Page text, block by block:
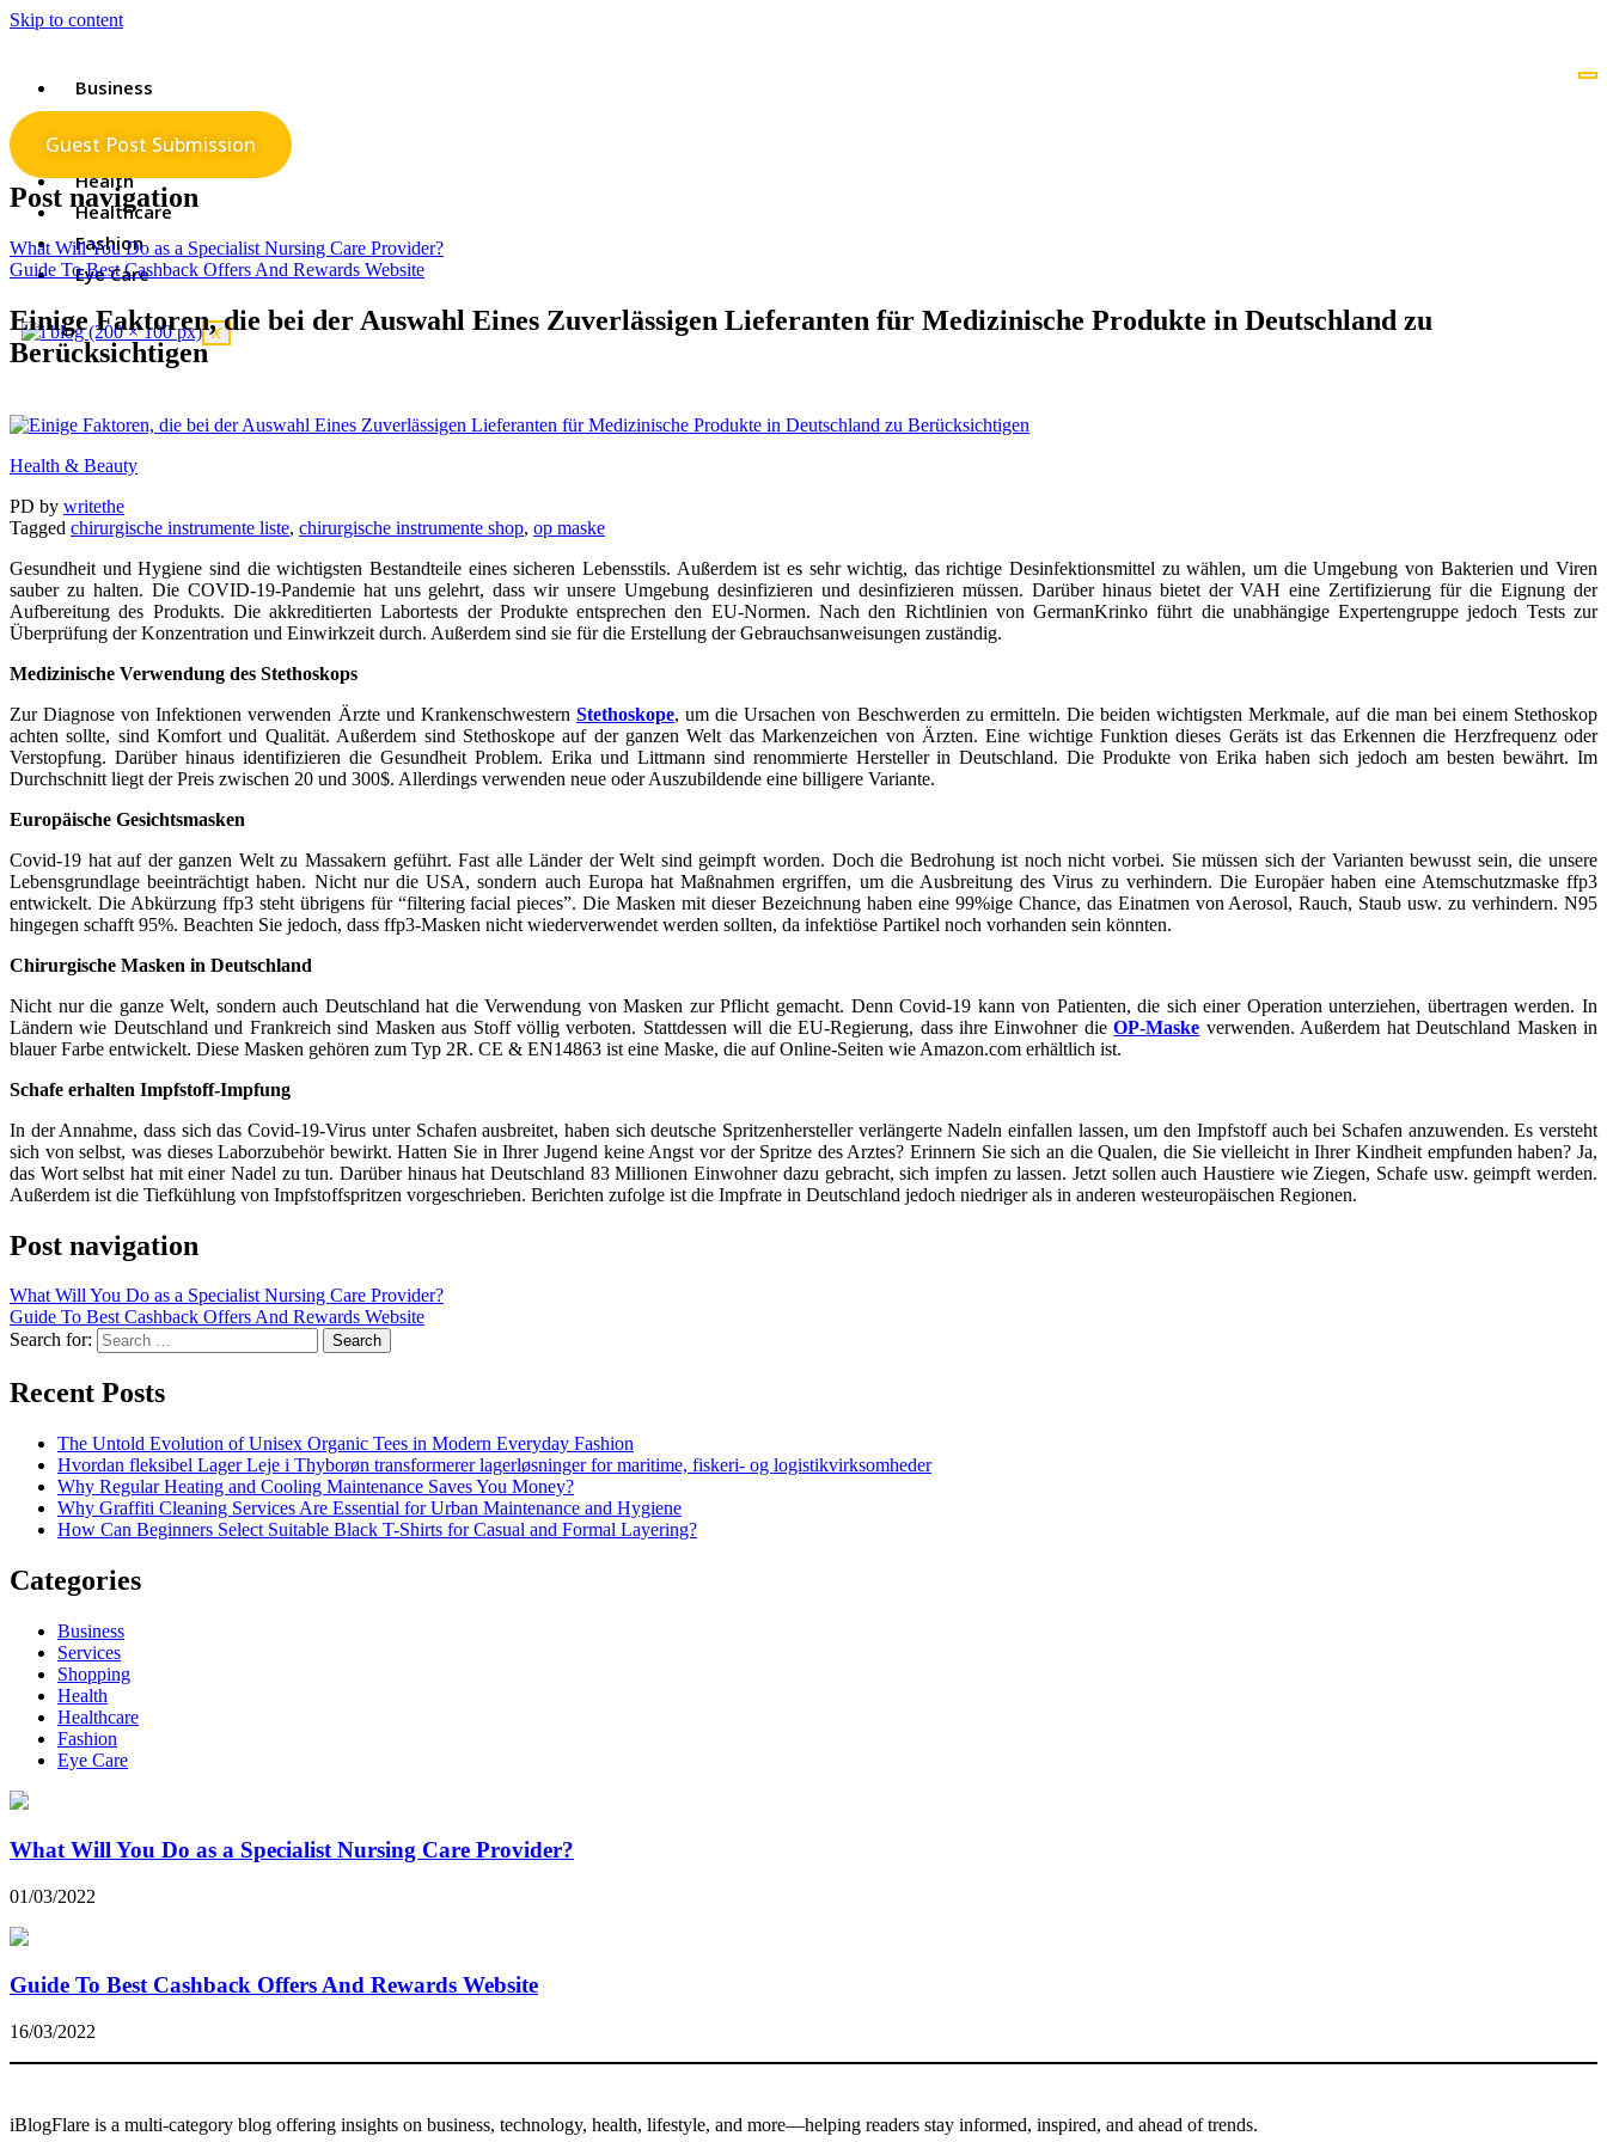
Skip to content
Business
Services
Shopping
Health
Healthcare
Fashion
Eye Care
X
Guest Post Submission
Post navigation
What Will You Do as a Specialist Nursing Care Provider?
Guide To Best Cashback Offers And Rewards Website
Einige Faktoren, die bei der Auswahl Eines Zuverlässigen Lieferanten für Medizinische Produkte in Deutschland zu
Berücksichtigen
Health & Beauty
PD by writethe
Tagged chirurgische instrumente liste, chirurgische instrumente shop, op maske
Gesundheit und Hygiene sind die wichtigsten Bestandteile eines sicheren Lebensstils. Außerdem ist es sehr wichtig, das richtige Desinfektionsmittel zu wählen, um die Umgebung von Bakterien und Viren
sauber zu halten. Die COVID-19-Pandemie hat uns gelehrt, dass wir unsere Umgebung desinfizieren und desinfizieren müssen. Darüber hinaus bietet der VAH eine Zertifizierung für die Eignung der
Aufbereitung des Produkts. Die akkreditierten Labortests der Produkte entsprechen den EU-Normen. Nach den Richtlinien von GermanKrinko führt die unabhängige Expertengruppe jedoch Tests zur
Überprüfung der Konzentration und Einwirkzeit durch. Außerdem sind sie für die Erstellung der Gebrauchsanweisungen zuständig.
Medizinische Verwendung des Stethoskops
Zur Diagnose von Infektionen verwenden Ärzte und Krankenschwestern Stethoskope, um die Ursachen von Beschwerden zu ermitteln. Die beiden wichtigsten Merkmale, auf die man bei einem Stethoskop
achten sollte, sind Komfort und Qualität. Außerdem sind Stethoskope auf der ganzen Welt das Markenzeichen von Ärzten. Eine wichtige Funktion dieses Geräts ist das Erkennen die Herzfrequenz oder
Verstopfung. Darüber hinaus identifizieren die Gesundheit Problem. Erika und Littmann sind renommierte Hersteller in Deutschland. Die Produkte von Erika haben sich jedoch am besten bewährt. Im
Durchschnitt liegt der Preis zwischen 20 und 300$. Allerdings verwenden neue oder Auszubildende eine billigere Variante.
Europäische Gesichtsmasken
Covid-19 hat auf der ganzen Welt zu Massakern geführt. Fast alle Länder der Welt sind geimpft worden. Doch die Bedrohung ist noch nicht vorbei. Sie müssen sich der Varianten bewusst sein, die unsere
Lebensgrundlage beeinträchtigt haben. Nicht nur die USA, sondern auch Europa hat Maßnahmen ergriffen, um die Ausbreitung des Virus zu verhindern. Die Europäer haben eine Atemschutzmaske ffp3
entwickelt. Die Abkürzung ffp3 steht übrigens für “filtering facial pieces”. Die Masken mit dieser Bezeichnung haben eine 99%ige Chance, das Einatmen von Aerosol, Rauch, Staub usw. zu verhindern. N95
hingegen schafft 95%. Beachten Sie jedoch, dass ffp3-Masken nicht wiederverwendet werden sollten, da infektiöse Partikel noch vorhanden sein könnten.
Chirurgische Masken in Deutschland
Nicht nur die ganze Welt, sondern auch Deutschland hat die Verwendung von Masken zur Pflicht gemacht. Denn Covid-19 kann von Patienten, die sich einer Operation unterziehen, übertragen werden. In
Ländern wie Deutschland und Frankreich sind Masken aus Stoff völlig verboten. Stattdessen will die EU-Regierung, dass ihre Einwohner dieOP-Maske verwenden. Außerdem hat Deutschland Masken in
blauer Farbe entwickelt. Diese Masken gehören zum Typ 2R. CE & EN14863 ist eine Maske, die auf Online-Seiten wie Amazon.com erhältlich ist.
Schafe erhalten Impfstoff-Impfung
In der Annahme, dass sich das Covid-19-Virus unter Schafen ausbreitet, haben sich deutsche Spritzenhersteller verlängerte Nadeln einfallen lassen, um den Impfstoff auch bei Schafen anzuwenden. Es versteht
sich von selbst, was dieses Laborzubehör bewirkt. Hatten Sie in Ihrer Jugend keine Angst vor der Spritze des Arztes? Erinnern Sie sich an die Qualen, die Sie vielleicht in Ihrer Kindheit empfunden haben? Ja,
das Wort selbst hat mit einer Nadel zu tun. Darüber hinaus hat Deutschland 83 Millionen Einwohner dazu gebracht, sich impfen zu lassen. Jetzt sollen auch Haustiere wie Ziegen, Schafe usw. geimpft werden.
Außerdem ist die Tiefkühlung von Impfstoffspritzen vorgeschrieben. Berichten zufolge ist die Impfrate in Deutschland jedoch niedriger als in anderen westeuropäischen Regionen.
Post navigation
What Will You Do as a Specialist Nursing Care Provider?
Guide To Best Cashback Offers And Rewards Website
Search for:
Recent Posts
The Untold Evolution of Unisex Organic Tees in Modern Everyday Fashion
Hvordan fleksibel Lager Leje i Thyborøn transformerer lagerløsninger for maritime, fiskeri- og logistikvirksomheder
Why Regular Heating and Cooling Maintenance Saves You Money?
Why Graffiti Cleaning Services Are Essential for Urban Maintenance and Hygiene
How Can Beginners Select Suitable Black T-Shirts for Casual and Formal Layering?
Categories
Business
Services
Shopping
Health
Healthcare
Fashion
Eye Care
What Will You Do as a Specialist Nursing Care Provider?
01/03/2022
Guide To Best Cashback Offers And Rewards Website
16/03/2022
iBlogFlare is a multi-category blog offering insights on business, technology, health, lifestyle, and more—helping readers stay informed, inspired, and ahead of trends.